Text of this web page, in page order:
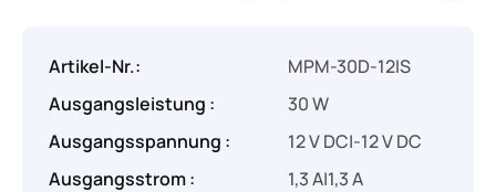
Artikel-Nr.:
MPM-30D-12IS
Ausgangsleistung :
30 W
Ausgangsspannung :
12 V DC|-12 V DC
Ausgangsstrom :
1,3 A|1,3 A